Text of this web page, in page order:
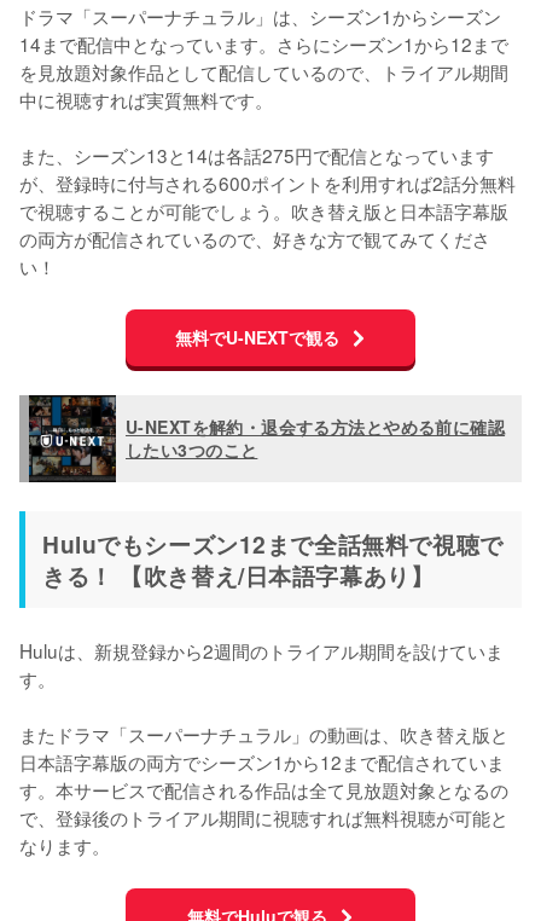
ドラマ「スーパーナチュラル」は、シーズン1からシーズン
14まで配信中となっています。さらにシーズン1から12まで
を見放題対象作品として配信しているので、トライアル期間
中に視聴すれば実質無料です。
また、シーズン13と14は各話275円で配信となっています
が、登録時に付与される600ポイントを利用すれば2話分無料
で視聴することが可能でしょう。吹き替え版と日本語字幕版
の両方が配信されているので、好きな方で観てみてくださ
い！
無料でU-NEXTで観る
U-NEXTを解約・退会する方法とやめる前に確認
したい3つのこと
Huluでもシーズン12まで全話無料で視聴で
きる！ 【吹き替え/日本語字幕あり】
Huluは、新規登録から2週間のトライアル期間を設けていま
す。
またドラマ「スーパーナチュラル」の動画は、吹き替え版と
日本語字幕版の両方でシーズン1から12まで配信されていま
す。本サービスで配信される作品は全て見放題対象となるの
で、登録後のトライアル期間に視聴すれば無料視聴が可能と
なります。
無料でHuluで観る